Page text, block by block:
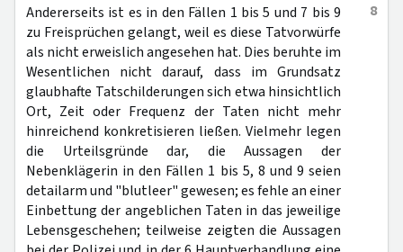
8
Andererseits ist es in den Fällen 1 bis 5 und 7 bis 9
zu Freisprüchen gelangt, weil es diese Tatvorwürfe
als nicht erweislich angesehen hat. Dies beruhte im
Wesentlichen nicht darauf, dass im Grundsatz
glaubhafte Tatschilderungen sich etwa hinsichtlich
Ort, Zeit oder Frequenz der Taten nicht mehr
hinreichend konkretisieren ließen. Vielmehr legen
die Urteilsgründe dar, die Aussagen der
Nebenklägerin in den Fällen 1 bis 5, 8 und 9 seien
detailarm und "blutleer" gewesen; es fehle an einer
Einbettung der angeblichen Taten in das jeweilige
Lebensgeschehen; teilweise zeigten die Aussagen